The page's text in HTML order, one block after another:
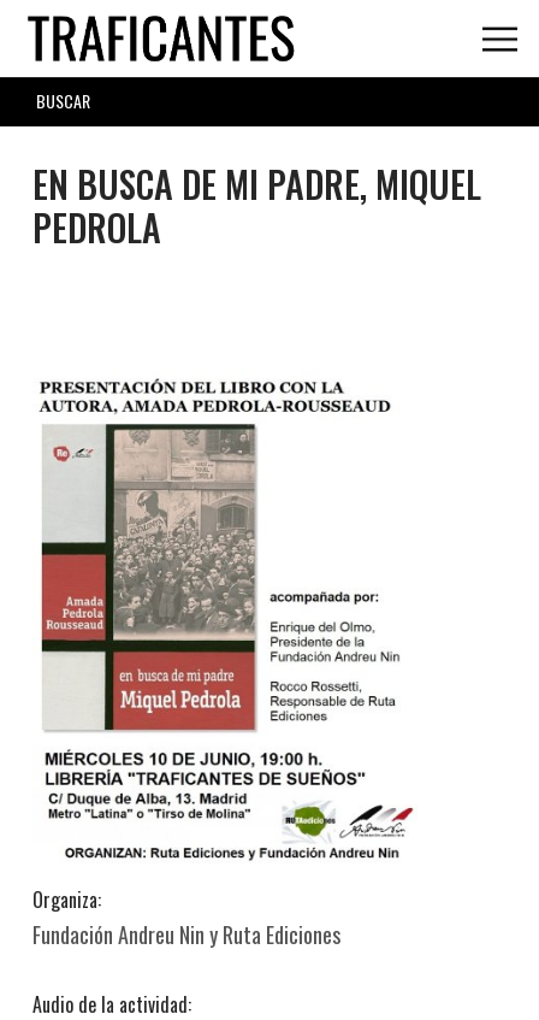
Skip
main
content
SEARCH
FORM
EN BUSCA DE MI PADRE, MIQUEL
PEDROLA
Organiza:
Fundación Andreu Nin y Ruta Ediciones
Audio de la actividad: